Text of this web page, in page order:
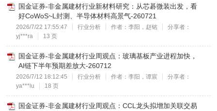
国金证券-非金属建材行业新材料研究：从芯碁微装出发，看
好CoWoS~L封测、半导体材料高景气-260721
2026/7/22 17:55:47 行业分析 作者：李阳，赵铭
分享者：
yj***ra
13 页
国金证券-非金属建材行业周观点：玻璃基板产业进程加快，
AI链下半年预期差放大-260712
2026/7/12 18:12:45 行业分析 作者：李阳，谭宸
分享者：
ya***lu
18 页
国金证券-非金属建材行业周观点：CCL龙头拟增加关联交易